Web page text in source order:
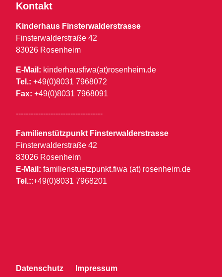
Kontakt
Kinderhaus Finsterwalderstrasse
Finsterwalderstraße 42
83026 Rosenheim
E-Mail: kinderhausfiwa(at)rosenheim.de
Tel.: +49(0)8031 7968072
Fax: +49(0)8031 7968091
-----------------------------------
Familienstützpunkt Finsterwalderstrasse
Finsterwalderstraße 42
83026 Rosenheim
E-Mail: familienstuetzpunkt.fiwa (at) rosenheim.de
Tel.::+49(0)8031 7968201
Datenschutz Impressum